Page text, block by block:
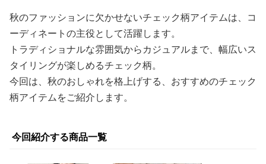
秋のファッションに欠かせないチェック柄アイテムは、コ
ーディネートの主役として活躍します。
トラディショナルな雰囲気からカジュアルまで、幅広いス
タイリングが楽しめるチェック柄。
今回は、秋のおしゃれを格上げする、おすすめのチェック
柄アイテムをご紹介します。
今回紹介する商品一覧